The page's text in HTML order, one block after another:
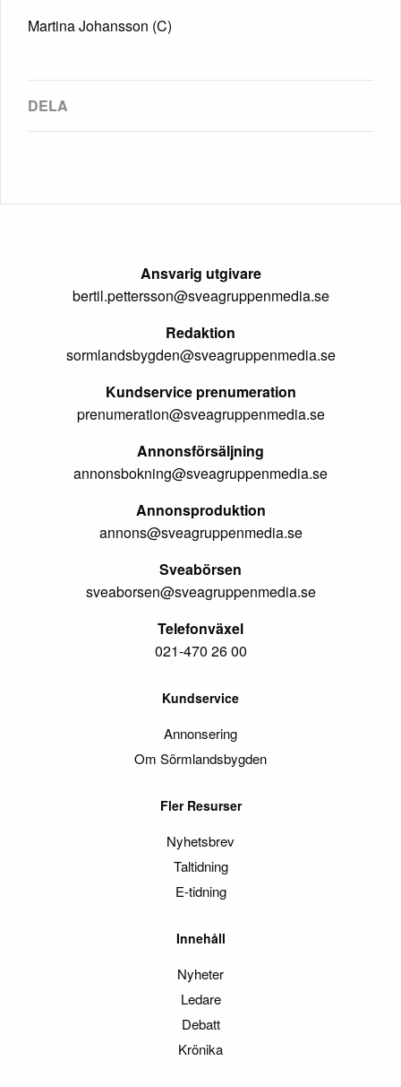
Martina Johansson (C)
Ansvarig utgivare
bertil.pettersson@sveagruppenmedia.se
Redaktion
sormlandsbygden@sveagruppenmedia.se
Kundservice prenumeration
prenumeration@sveagruppenmedia.se
Annonsförsäljning
annonsbokning@sveagruppenmedia.se
Annonsproduktion
annons@sveagruppenmedia.se
Sveabörsen
sveaborsen@sveagruppenmedia.se
Telefonväxel
021-470 26 00
Kundservice
Annonsering
Om Sörmlandsbygden
Fler Resurser
Nyhetsbrev
Taltidning
E-tidning
Innehåll
Nyheter
Ledare
Debatt
Krönika